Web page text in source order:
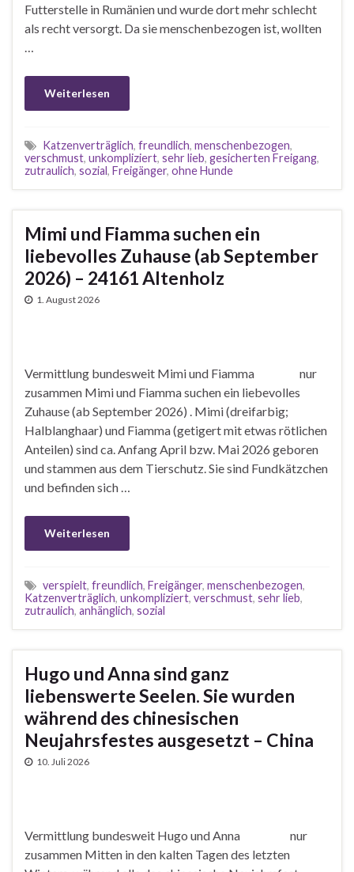
Futterstelle in Rumänien und wurde dort mehr schlecht
als recht versorgt. Da sie menschenbezogen ist, wollten
…
Weiterlesen
Katzenverträglich, freundlich, menschenbezogen,
verschmust, unkompliziert, sehr lieb, gesicherten Freigang,
zutraulich, sozial, Freigänger, ohne Hunde
Mimi und Fiamma suchen ein
liebevolles Zuhause (ab September
2026) – 24161 Altenholz
1. August 2026
Vermittlung bundesweit Mimi und Fiamma nur
zusammen Mimi und Fiamma suchen ein liebevolles
Zuhause (ab September 2026) . Mimi (dreifarbig;
Halblanghaar) und Fiamma (getigert mit etwas rötlichen
Anteilen) sind ca. Anfang April bzw. Mai 2026 geboren
und stammen aus dem Tierschutz. Sie sind Fundkätzchen
und befinden sich …
Weiterlesen
verspielt, freundlich, Freigänger, menschenbezogen,
Katzenverträglich, unkompliziert, verschmust, sehr lieb,
zutraulich, anhänglich, sozial
Hugo und Anna sind ganz
liebenswerte Seelen. Sie wurden
während des chinesischen
Neujahrsfestes ausgesetzt – China
10. Juli 2026
Vermittlung bundesweit Hugo und Anna nur
zusammen Mitten in den kalten Tagen des letzten